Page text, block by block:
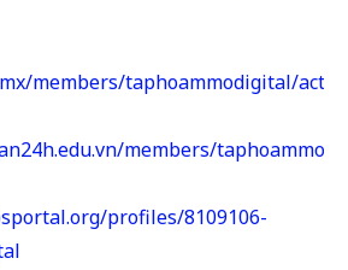
members/taphoammodigital/
members/
profiles/8109106-